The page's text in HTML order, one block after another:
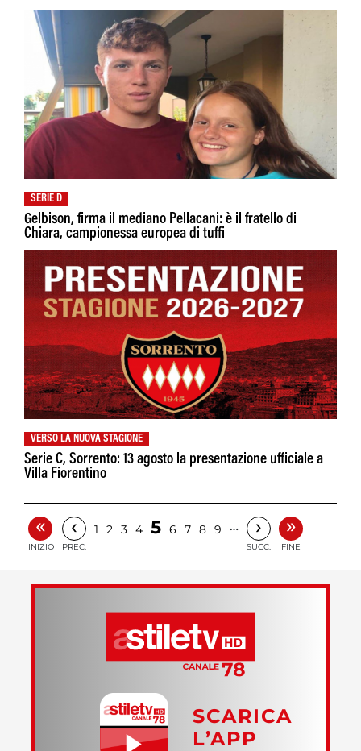
SERIE D
Gelbison, firma il mediano Pellacani: è il fratello di
Chiara, campionessa europea di tuffi
VERSO LA NUOVA STAGIONE
Serie C, Sorrento: 13 agosto la presentazione ufficiale a
Villa Fiorentino
«
INIZIO
‹
PREC.
1 2 3 4 5 6 7 8 9 … ›
SUCC.
»
FINE
SCARICA
L’APP